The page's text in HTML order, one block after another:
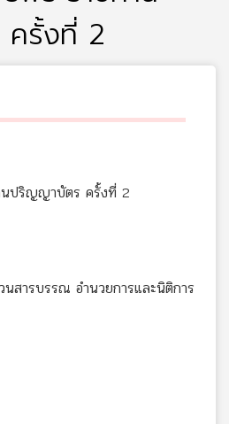
รั้งที่ 2
นปริญญาบัตร ครั้งที่ 2
สารบรรณ อำนวยการและนิติการ